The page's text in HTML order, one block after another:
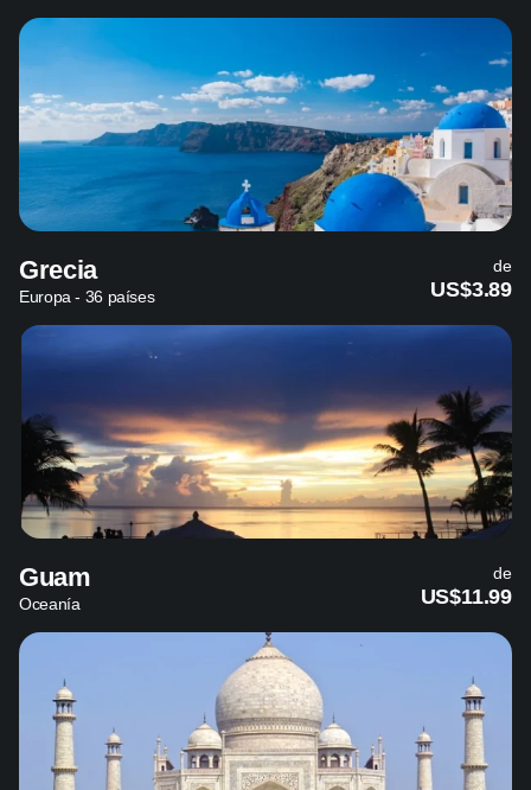
Grecia
Europa - 36 países
de
US$3.89
Guam
Oceanía
de
US$11.99